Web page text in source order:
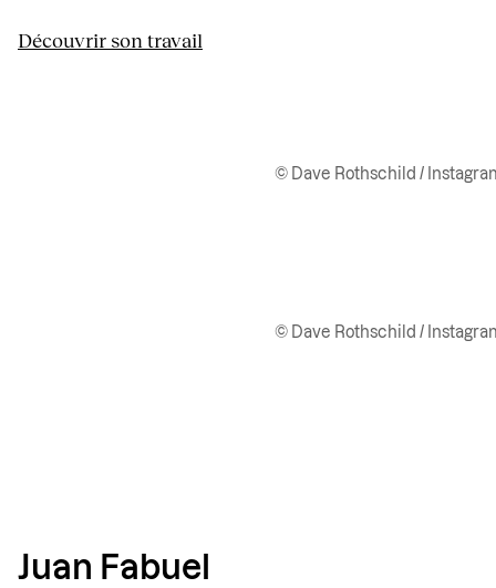
Découvrir son travail
© Dave Rothschild /
© Dave Rothschild /
Juan Fabuel